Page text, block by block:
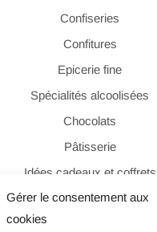
Gérer le consentement aux
cookies
Confiseries
Confitures
Epicerie fine
Spécialités alcoolisées
Chocolats
Pâtisserie
Idées cadeaux et coffrets
PAIEMENT SÉCURISÉ